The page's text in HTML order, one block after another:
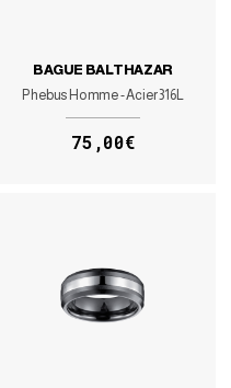
BAGUE BALTHAZAR
Phebus Homme - Acier 316L
75,00€